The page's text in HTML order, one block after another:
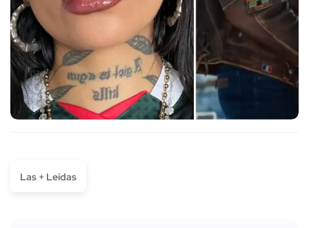
Las + Leídas